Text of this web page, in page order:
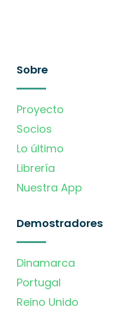
Sobre
Proyecto
Socios
Lo último
Librería
Nuestra App
Demostradores
Dinamarca
Portugal
Reino Unido